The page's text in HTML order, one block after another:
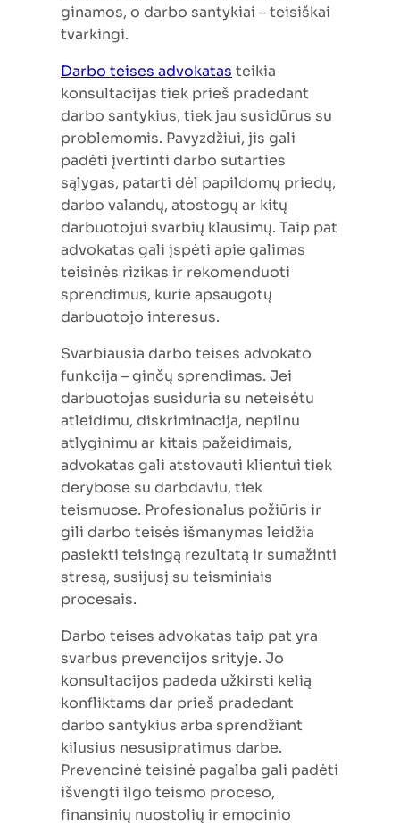
ginamos, o darbo santykiai – teisiškai
tvarkingi.
Darbo teises advokatas teikia
konsultacijas tiek prieš pradedant
darbo santykius, tiek jau susidūrus su
problemomis. Pavyzdžiui, jis gali
padėti įvertinti darbo sutarties
sąlygas, patarti dėl papildomų priedų,
darbo valandų, atostogų ar kitų
darbuotojui svarbių klausimų. Taip pat
advokatas gali įspėti apie galimas
teisinės rizikas ir rekomenduoti
sprendimus, kurie apsaugotų
darbuotojo interesus.
Svarbiausia darbo teises advokato
funkcija – ginčų sprendimas. Jei
darbuotojas susiduria su neteisėtu
atleidimu, diskriminacija, nepilnu
atlyginimu ar kitais pažeidimais,
advokatas gali atstovauti klientui tiek
derybose su darbdaviu, tiek
teismuose. Profesionalus požiūris ir
gili darbo teisės išmanymas leidžia
pasiekti teisingą rezultatą ir sumažinti
stresą, susijusį su teisminiais
procesais.
Darbo teises advokatas taip pat yra
svarbus prevencijos srityje. Jo
konsultacijos padeda užkirsti kelią
konfliktams dar prieš pradedant
darbo santykius arba sprendžiant
kilusius nesusipratimus darbe.
Prevencinė teisinė pagalba gali padėti
išvengti ilgo teismo proceso,
finansinių nuostolių ir emocinio